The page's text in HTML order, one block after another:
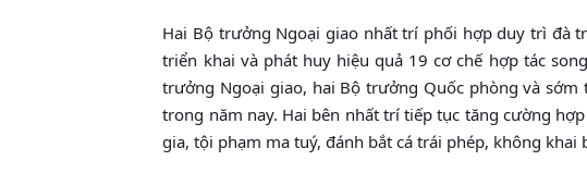
Hai Bộ trưởng Ngoại giao nhất trí phối hợp duy trì đà
triển khai và phát huy hiệu quả 19 cơ chế hợp tác
trưởng Ngoại giao, hai Bộ trưởng Quốc phòng và
trong năm nay. Hai bên nhất trí tiếp tục tăng cường
gia, tội phạm ma tuý, đánh bắt cá trái phép, không khai